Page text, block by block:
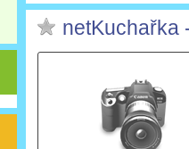
netKuchařka